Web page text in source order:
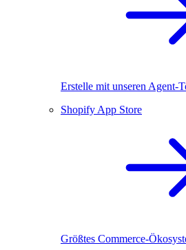
Erstelle mit unseren Agent-
Shopify App Store
Größtes Commerce-